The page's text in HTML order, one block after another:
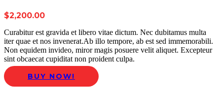
$2,200.00
Curabitur est gravida et libero vitae dictum. Nec dubitamus multa
iter quae et nos invenerat.Ab illo tempore, ab est sed immemorabili.
Non equidem invideo, miror magis posuere velit aliquet. Excepteur
sint obcaecat cupiditat non proident culpa.
BUY NOW!